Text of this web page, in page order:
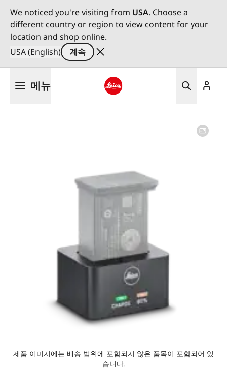
We noticed you're visiting from USA. Choose a
different country or region to view content for your
location and shop online.
USA (English)
계속
메뉴
제품 이미지에는 배송 범위에 포함되지 않은 품목이 포함되어 있
습니다.